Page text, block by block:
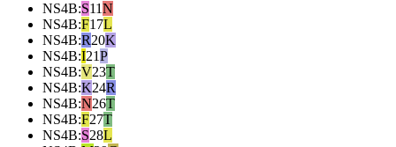
NS4B:S11N
NS4B:F17L
NS4B:R20K
NS4B:I21P
NS4B:V23T
NS4B:K24R
NS4B:N26T
NS4B:F27T
NS4B:S28L